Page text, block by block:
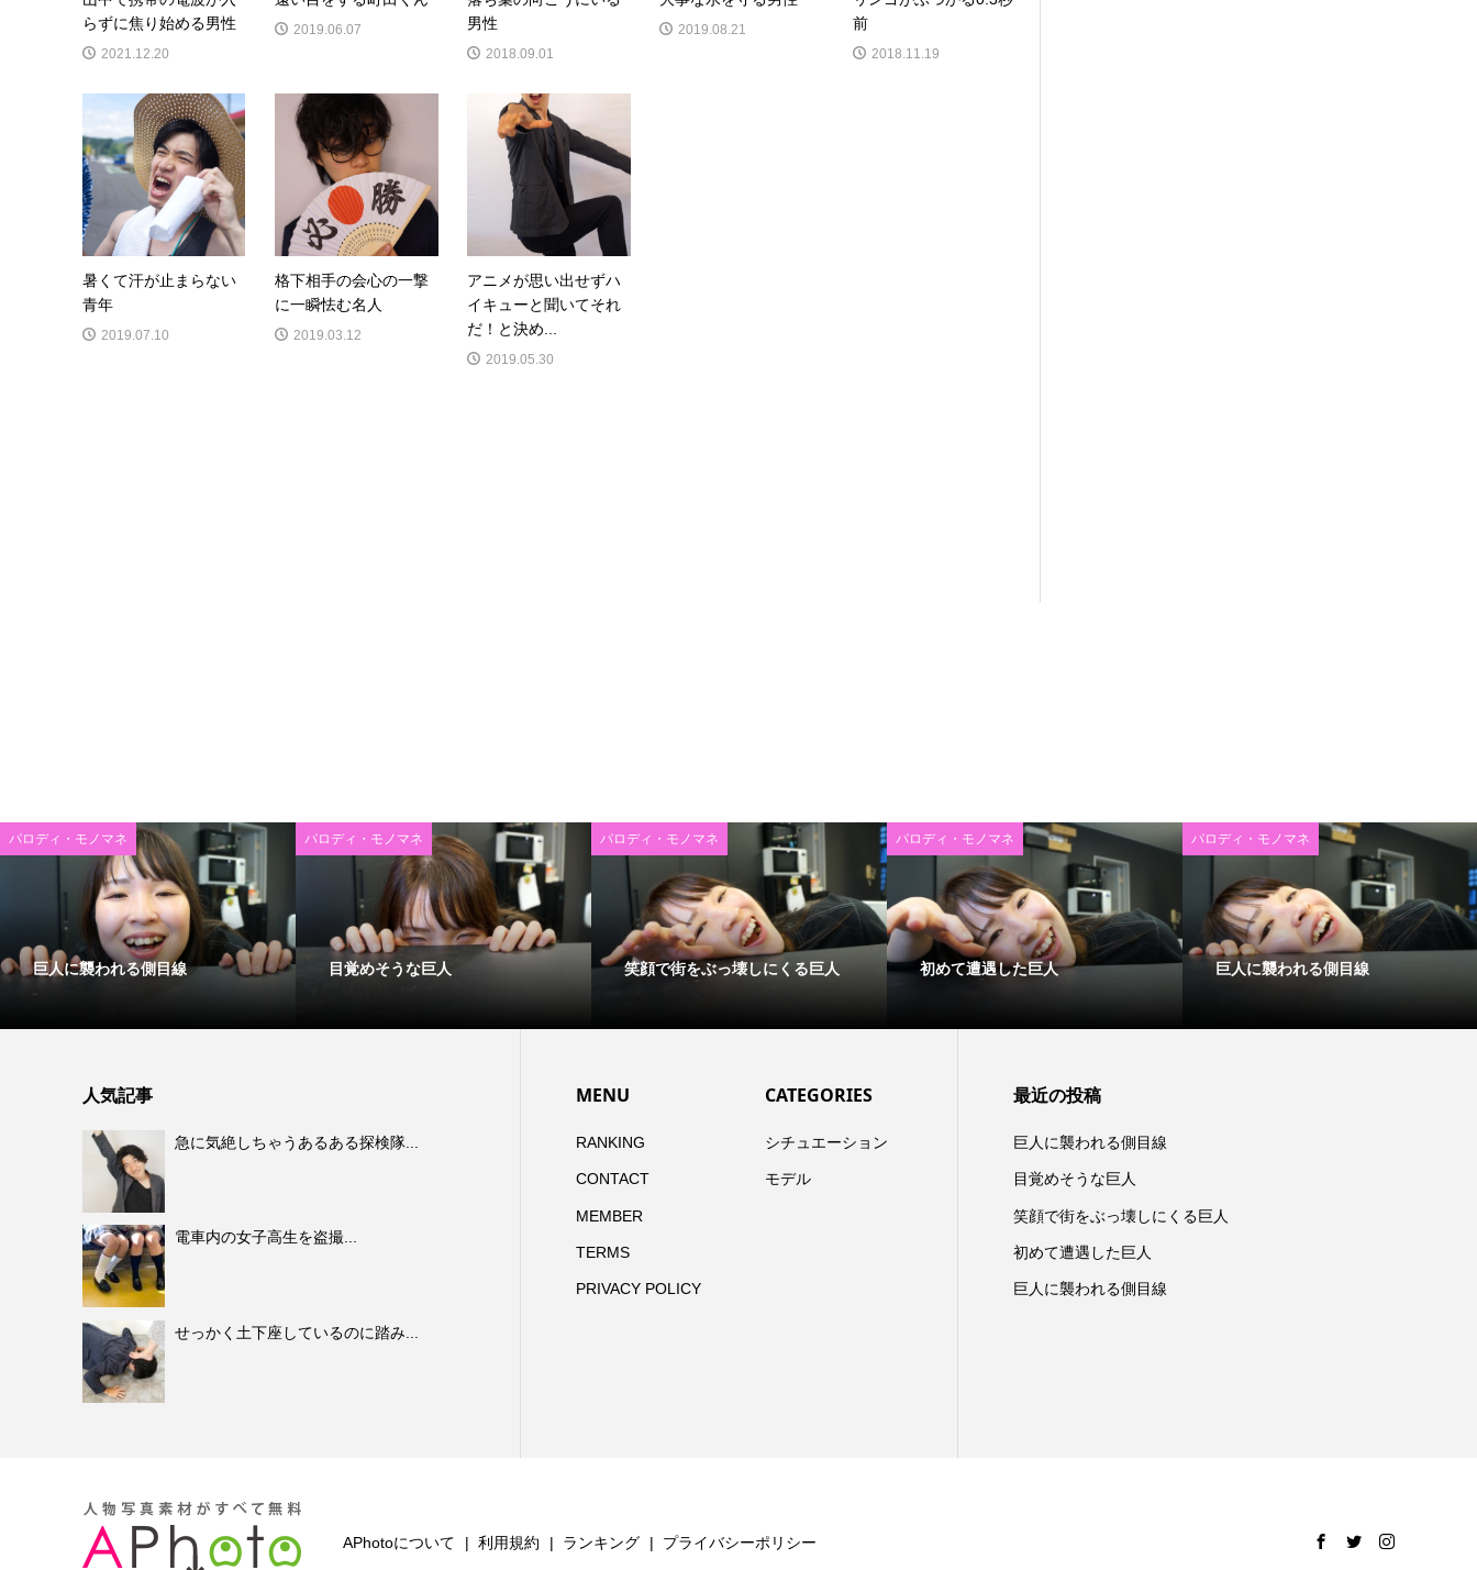
らずに焦り始める男性
2021.12.20
2019.06.07
男性
2018.09.01
2019.08.21
前
2018.11.19
暑くて汗が止まらない
青年
2019.07.10
格下相手の会心の一撃
に一瞬怯む名人
2019.03.12
アニメが思い出せずハ
イキューと聞いてそれ
だ！と決め...
2019.05.30
パロディ・モノマネ
巨人に襲われる側目線
パロディ・モノマネ
目覚めそうな巨人
パロディ・モノマネ
笑顔で街をぶっ壊しにくる巨人
パロディ・モノマネ
初めて遭遇した巨人
パロディ・モノマネ
巨人に襲われる側目線
人気記事
急に気絶しちゃうあるある探検隊...
電車内の女子高生を盗撮...
せっかく土下座しているのに踏み...
MENU
RANKING
CONTACT
MEMBER
TERMS
PRIVACY POLICY
CATEGORIES
シチュエーション
モデル
最近の投稿
巨人に襲われる側目線
目覚めそうな巨人
笑顔で街をぶっ壊しにくる巨人
初めて遭遇した巨人
巨人に襲われる側目線
APhotoについて 利用規約 ランキング プライバシーポリシー